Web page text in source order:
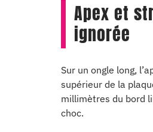
Apex et
ignorée
Sur un ongle long,
supérieur de la
millimètres du bord
choc.